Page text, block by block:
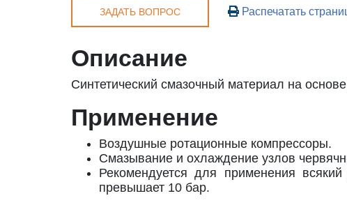
ЗАДАТЬ ВОПРОС Распечатать
Описание
Синтетический смазочный материал на
Применение
Воздушные ротационные компрессоры.
Смазывание и охлаждение узлов
Рекомендуется для применения
превышает 10 бар.